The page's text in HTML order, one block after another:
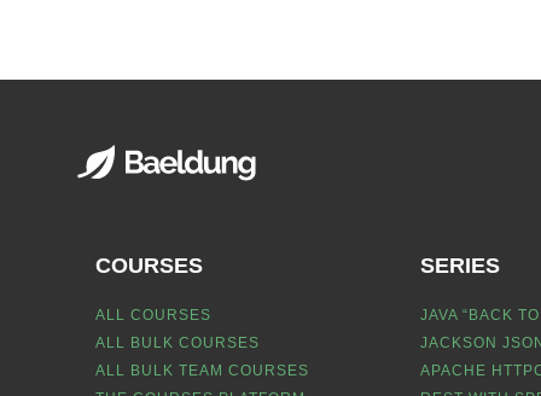
COURSES
ALL COURSES
ALL BULK COURSES
ALL BULK TEAM COURSES
SERIES
JAVA “BACK
JACKSON
APACHE